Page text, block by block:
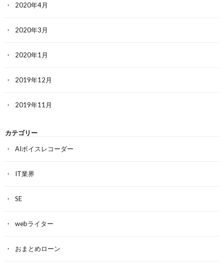
2020年4月
2020年3月
2020年1月
2019年12月
2019年11月
カテゴリー
AIボイスレコーダー
IT業界
SE
webライター
おまとめローン